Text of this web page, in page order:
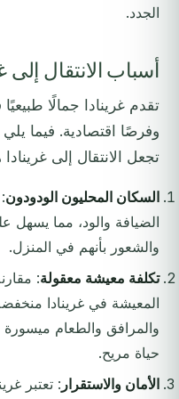
الجدد.
أسباب الانتقال إلى
تقدم غرينادا جمالًا طبيعيًا
وفرصًا اقتصادية. فيما
تجعل الانتقال إلى
السكان المحليون الودودون
الضيافة والود، مما يسهل
والشعور بأنهم في المنزل.
تكلفة معيشة معقولة:
المعيشة في غرينادا
والمرافق والطعام
حياة مريح.
الأمان والاستقرار : تعتبر